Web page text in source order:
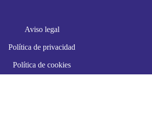
Aviso legal
Política de privacidad
Política de cookies